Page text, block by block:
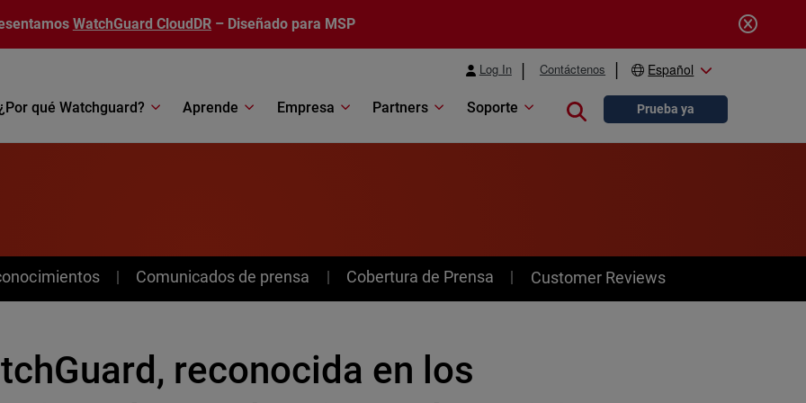
WatchGuard CloudDR – Diseñado para MSP
Log In Contáctenos Español
qué Watchguard? Aprende Empresa Partners Soporte Close searchPrueba ya
Comunicados de prensa Cobertura de Prensa Customer Reviews
reconocida en los